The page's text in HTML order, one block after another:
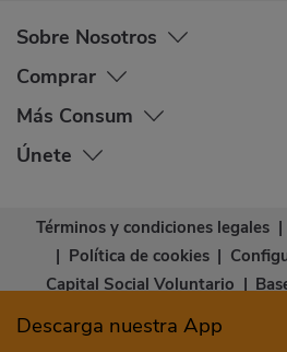
Sobre Nosotros
Comprar
Más Consum
Únete
Descarga nuestra App
Términos y condiciones legales |
| Política de cookies |
Capital Social Voluntario |
Declaración de
© Copyright - Consum